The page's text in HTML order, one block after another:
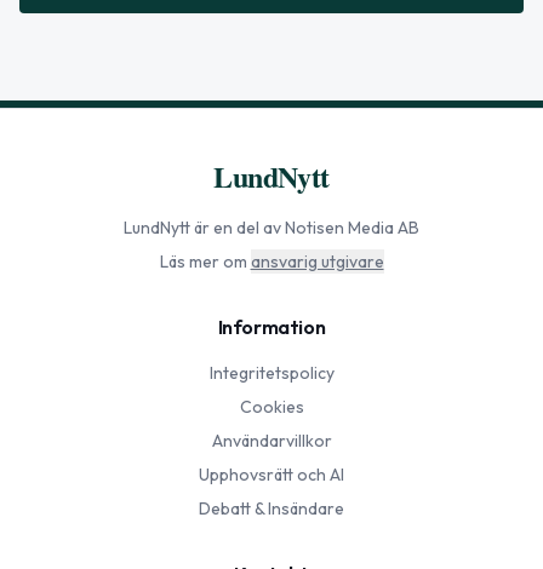
LundNytt
LundNyttär en del av Notisen Media AB
Läs mer om ansvarig utgivare
Information
Integritetspolicy
Cookies
Användarvillkor
Upphovsrätt och AI
Debatt & Insändare